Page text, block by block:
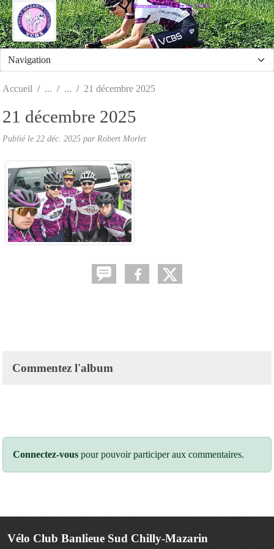
Bienvenue sur le site du VCBS
Accueil 21 décembre 2025
21 décembre 2025
Publié le 22 déc. 2025 par Robert Morlet
Commentez l'album
Connectez-vous pour pouvoir participer aux commentaires.
Vélo Club Banlieue Sud Chilly-Mazarin
Panneau de gestion des cookies